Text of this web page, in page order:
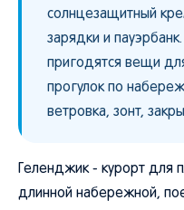
солнцезащитный
зарядки и
пригодятся вещи
прогулок по
ветровка, зонт,
Геленджик - курорт для
длинной набережной,